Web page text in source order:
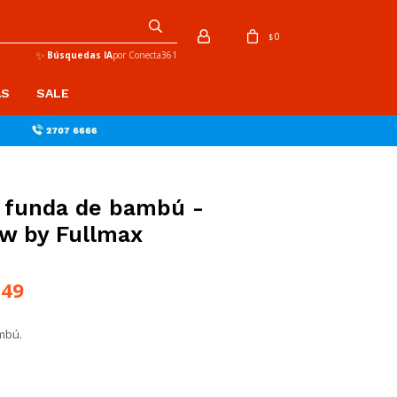
SALE
✨ Búsquedas IApor Conecta361
$0
de bambú -
by Fullmax